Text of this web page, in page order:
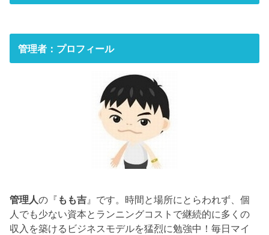
管理者：プロフィール
管理人の『 もも吉 』です。時間と場所にとらわれず、個
人でも少ない資本とランニングコストで継続的に多くの
収入を築けるビジネスモデルを猛烈に勉強中！毎日マイ